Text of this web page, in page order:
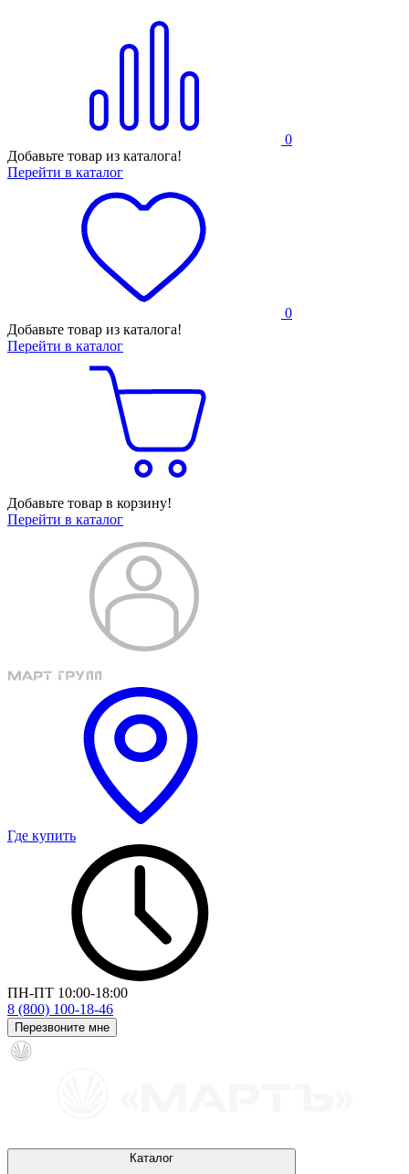
0
Добавьте товар из каталога!
Перейти в каталог
0
Добавьте товар из каталога!
Перейти в каталог
Добавьте товар в корзину!
Перейти в каталог
Где купить
ПН-ПТ 10:00-18:00
8 (800) 100-18-46
Перезвоните мне
Каталог